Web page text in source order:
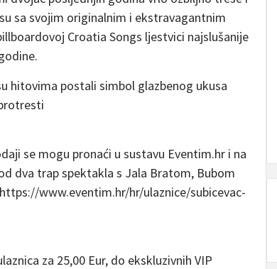
sa svojim originalnim i ekstravagantnim
Croatia Songs ljestvici najslušanije
hitovima postali simbol glazbenog ukusa
se mogu pronaći u sustavu Eventim.hr i na
dva trap spektakla s Jala Bratom, Bubom
www.eventim.hr/hr/ulaznice/subicevac-
za 25,00 Eur, do ekskluzivnih VIP